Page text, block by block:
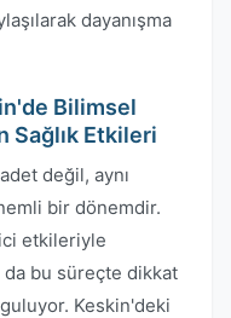
dayanışma
Bilimsel
Sağlık Etkileri
değil, aynı
bir dönemdir.
etkileriyle
bu süreçte dikkat
Keskin'deki